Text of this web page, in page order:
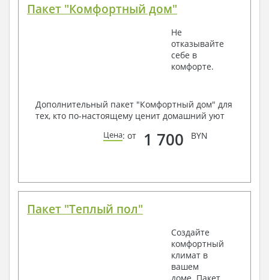
Пакет "Комфортный дом"
Не
отказывайте
себе в
комфорте.
Дополнительный пакет "Комфортный дом" для
тех, кто по-настоящему ценит домашний уют
Цена: от 1 700 BYN
Пакет "Теплый пол"
Создайте
комфортный
климат в
вашем